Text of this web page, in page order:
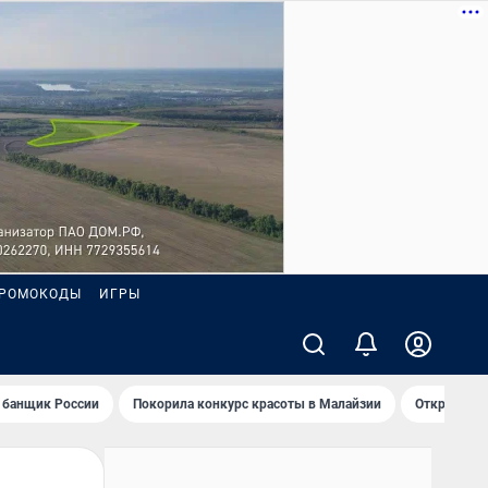
ИГРЫ
России Покорила конкурс красоты в Малайзии Открыл